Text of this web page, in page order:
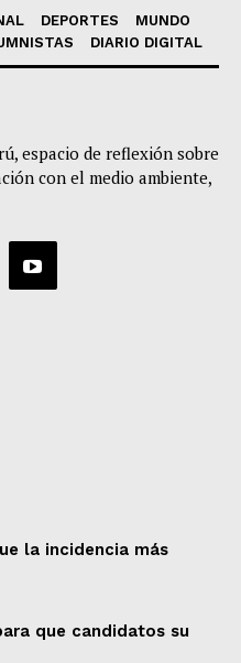
DEPORTES
MUNDO
DIARIO DIGITAL
espacio de reflexión sobre
con el medio ambiente,
la incidencia más
que candidatos su